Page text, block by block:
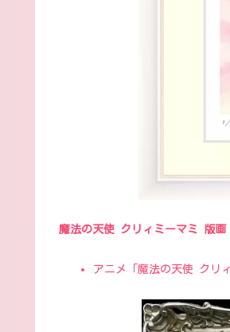
魔法の天使 クリィミーマミ 版
アニメ「魔法の天使 クリ